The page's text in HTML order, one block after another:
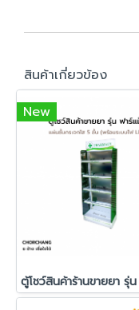
สินค้าเกี่ยวข้อง
New